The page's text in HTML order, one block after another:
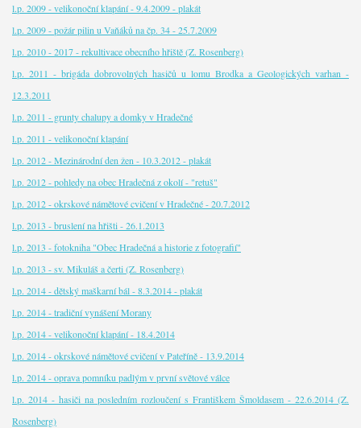
l.p. 2009 - velikonoční klapání - 9.4.2009 - plakát
l.p. 2009 - požár pilin u Vaňáků na čp. 34 - 25.7.2009
l.p. 2010 - 2017 - rekultivace obecního hřiště (Z. Rosenberg)
l.p. 2011 - brigáda dobrovolných hasičů u lomu Brodka a Geologických varhan -
12.3.2011
l.p. 2011 - grunty chalupy a domky v Hradečné
l.p. 2011 - velikonoční klapání
l.p. 2012 - Mezinárodní den žen - 10.3.2012 - plakát
l.p. 2012 - pohledy na obec Hradečná z okolí - "retuš"
l.p. 2012 - okrskové námětové cvičení v Hradečné - 20.7.2012
l.p. 2013 - bruslení na hřišti - 26.1.2013
l.p. 2013 - fotokniha "Obec Hradečná a historie z fotografií"
l.p. 2013 - sv. Mikuláš a čerti (Z. Rosenberg)
l.p. 2014 - dětský maškarní bál - 8.3.2014 - plakát
l.p. 2014 - tradiční vynášení Morany
l.p. 2014 - velikonoční klapání - 18.4.2014
l.p. 2014 - okrskové námětové cvičení v Pateříně - 13.9.2014
l.p. 2014 - oprava pomníku padlým v první světové válce
l.p. 2014 - hasiči na posledním rozloučení s Františkem Šmoldasem - 22.6.2014 (Z.
Rosenberg)